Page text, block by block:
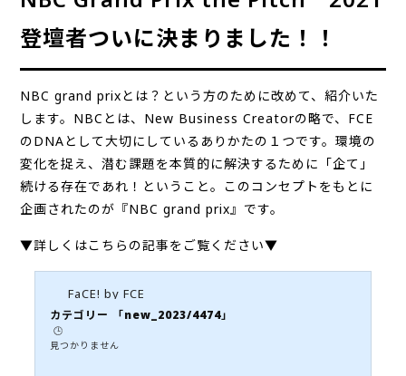
登壇者ついに決まりました！！
NBC grand prixとは？という方のために改めて、紹介いた
します。NBCとは、New Business Creatorの略で、FCE
のDNAとして大切にしているありかたの１つです。環境の
変化を捉え、潜む課題を本質的に解決するために「企て」
続ける存在であれ！ということ。このコンセプトをもとに
企画されたのが『NBC grand prix』です。
▼詳しくはこちらの記事をご覧ください▼
FaCE! by FCE
カテゴリー 「new_2023/4474」
🕒️
見つかりません